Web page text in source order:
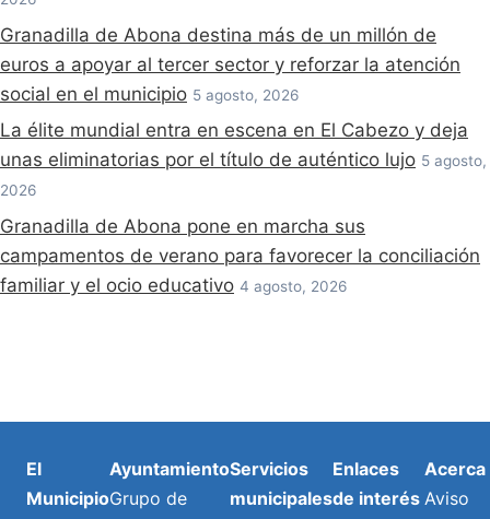
Granadilla de Abona destina más de un millón de
euros a apoyar al tercer sector y reforzar la atención
social en el municipio 5 agosto, 2026
La élite mundial entra en escena en El Cabezo y deja
unas eliminatorias por el título de auténtico lujo 5 agosto,
2026
Granadilla de Abona pone en marcha sus
campamentos de verano para favorecer la conciliación
familiar y el ocio educativo 4 agosto, 2026
El
Municipio
Ayuntamiento
Grupo de
Servicios
municipales
Enlaces
de interés
Acerca
Aviso